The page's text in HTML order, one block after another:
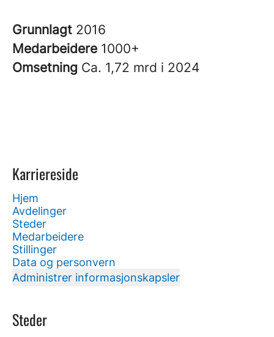
Grunnlagt 2016
Medarbeidere 1000+
Omsetning Ca. 1,72 mrd i 2024
Karriereside
Hjem
Avdelinger
Steder
Medarbeidere
Stillinger
Data og personvern
Administrer informasjonskapsler
Steder